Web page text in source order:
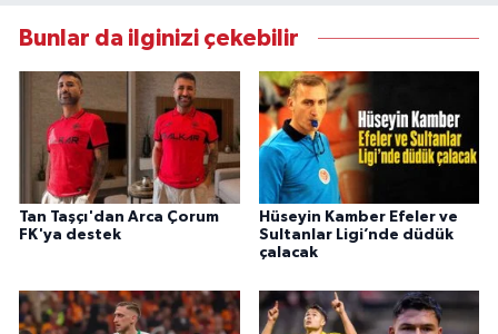
Bunlar da ilginizi çekebilir
Tan Taşçı'dan Arca Çorum
FK'ya destek
Hüseyin Kamber Efeler ve
Sultanlar Ligi’nde düdük
çalacak